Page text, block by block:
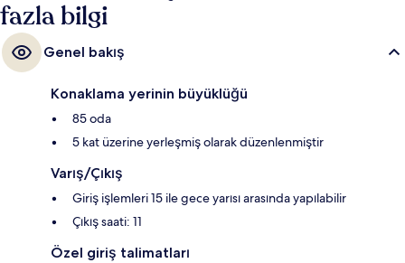
fazla bilgi
Genel bakış
Konaklama yerinin büyüklüğü
85 oda
5 kat üzerine yerleşmiş olarak düzenlenmiştir
Varış/Çıkış
Giriş işlemleri 15 ile gece yarısı arasında yapılabilir
Çıkış saati: 11
Özel giriş talimatları